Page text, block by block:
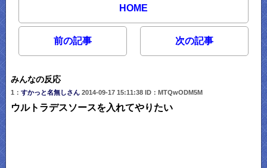
HOME
前の記事 次の記事
みんなの反応
1： すかっと名無しさん 2014-09-17 15:11:38 ID：MTQwODM5M
ウルトラデスソースを入れてやりたい